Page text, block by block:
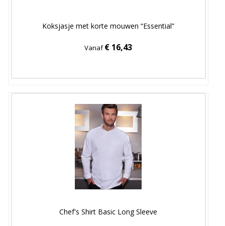
Koksjasje met korte mouwen “Essential”
Vanaf€ 16,43
Chef's Shirt Basic Long Sleeve